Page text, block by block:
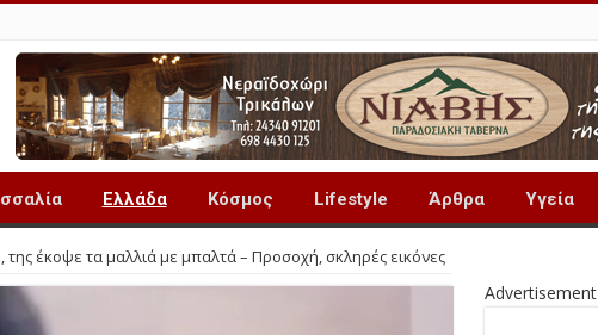
Ελλάδα Κόσμος Lifestyle Άρθρα Υγεία
έκοψε τα μαλλιά με μπαλτά – Προσοχή, σκληρές εικόνες
Advertisement